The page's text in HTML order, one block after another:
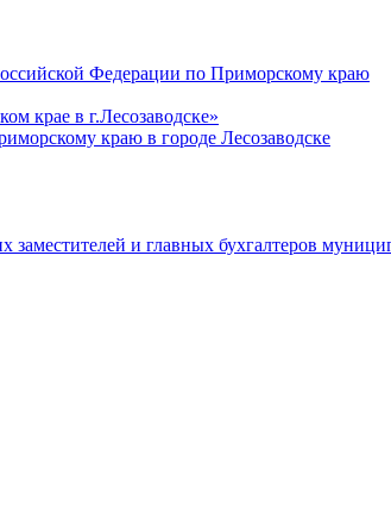
Федерации по Приморскому краю
крае в г.Лесозаводске»
краю в городе Лесозаводске
заместителей и главных бухгалтеров